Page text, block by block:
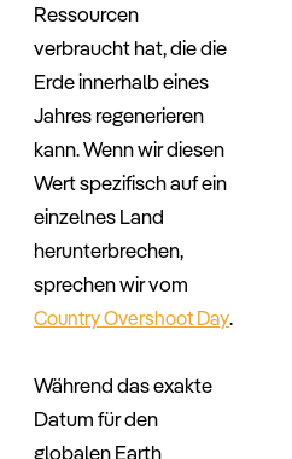
Ressourcen
verbraucht hat, die die
Erde innerhalb eines
Jahres regenerieren
kann. Wenn wir diesen
Wert spezifisch auf ein
einzelnes Land
herunterbrechen,
sprechen wir vom
Country Overshoot Day.
Während das exakte
Datum für den
globalen Earth